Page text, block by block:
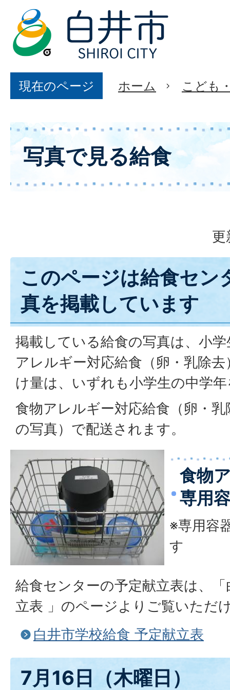
現在のページ ホーム こども
写真で見る給食
更
このページは給食セン
真を掲載しています
掲載している給食の写真は、小
アレルギー対応給食（卵・乳除
け量は、いずれも小学生の中学
食物アレルギー対応給食（卵・
の写真）で配送されます。
食物
専用
※専用容
す
給食センターの予定献立表は、
立表 」のページよりご覧いただ
白井市学校給食 予定献立表
7月16日（木曜日）